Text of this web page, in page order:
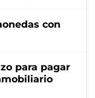
con
para pagar